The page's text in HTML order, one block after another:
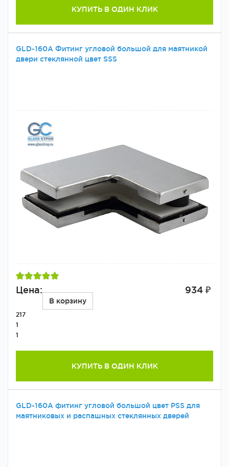
КУПИТЬ В ОДИН КЛИК
GLD-160A Фитинг угловой большой для маятникой
двери стеклянной цвет SSS
Цена: 934 ₽
В корзину
217
1
1
КУПИТЬ В ОДИН КЛИК
GLD-160A фитинг угловой большой цвет PSS для
маятниковых и распашных стеклянных дверей